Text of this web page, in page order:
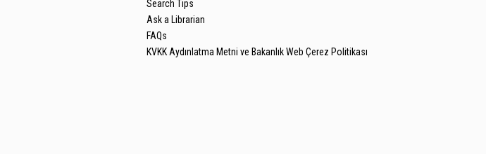
Search Tips
Ask a Librarian
FAQs
KVKK Aydınlatma Metni ve Bakanlık Web Çerez Politikası